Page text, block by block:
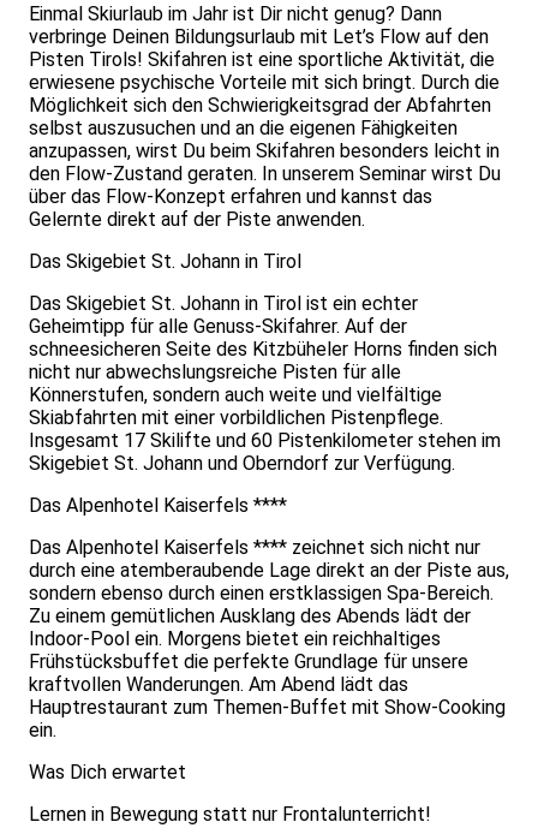
Einmal Skiurlaub im Jahr ist Dir nicht genug? Dann
verbringe Deinen Bildungsurlaub mit Let’s Flow auf den
Pisten Tirols! Skifahren ist eine sportliche Aktivität, die
erwiesene psychische Vorteile mit sich bringt. Durch die
Möglichkeit sich den Schwierigkeitsgrad der Abfahrten
selbst auszusuchen und an die eigenen Fähigkeiten
anzupassen, wirst Du beim Skifahren besonders leicht in
den Flow-Zustand geraten. In unserem Seminar wirst Du
über das Flow-Konzept erfahren und kannst das
Gelernte direkt auf der Piste anwenden.
Das Skigebiet St. Johann in Tirol
Das Skigebiet St. Johann in Tirol ist ein echter
Geheimtipp für alle Genuss-Skifahrer. Auf der
schneesicheren Seite des Kitzbüheler Horns finden sich
nicht nur abwechslungsreiche Pisten für alle
Könnerstufen, sondern auch weite und vielfältige
Skiabfahrten mit einer vorbildlichen Pistenpflege.
Insgesamt 17 Skilifte und 60 Pistenkilometer stehen im
Skigebiet St. Johann und Oberndorf zur Verfügung.
Das Alpenhotel Kaiserfels ****
Das Alpenhotel Kaiserfels **** zeichnet sich nicht nur
durch eine atemberaubende Lage direkt an der Piste aus,
sondern ebenso durch einen erstklassigen Spa-Bereich.
Zu einem gemütlichen Ausklang des Abends lädt der
Indoor-Pool ein. Morgens bietet ein reichhaltiges
Frühstücksbuffet die perfekte Grundlage für unsere
kraftvollen Wanderungen. Am Abend lädt das
Hauptrestaurant zum Themen-Buffet mit Show-Cooking
ein.
Was Dich erwartet
Lernen in Bewegung statt nur Frontalunterricht!